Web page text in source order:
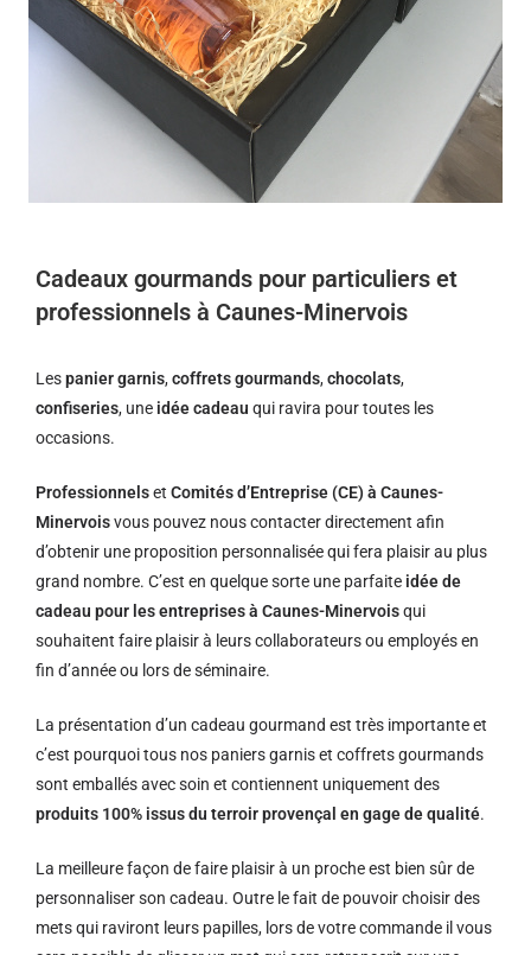
Cadeaux gourmands pour particuliers et
professionnels à Caunes-Minervois
Lespanier garnis,coffrets gourmands,chocolats,
confiseries, une idée cadeau qui ravira pour toutes les
occasions.
Professionnelset Comités d’Entreprise (CE) à Caunes-
Minervoisvous pouvez nous contacter directement afin
d’obtenir une proposition personnalisée qui fera plaisir au plus
grand nombre. C’est en quelque sorte une parfaite idée de
cadeau pour les entreprises à Caunes-Minervoisqui
souhaitent faire plaisir à leurs collaborateurs ou employés en
fin d’année ou lors de séminaire.
La présentation d’un cadeau gourmand est très importante et
c’est pourquoi tous nos paniers garnis et coffrets gourmands
sont emballés avec soin et contiennent uniquement des
produits 100% issus du terroir provençal en gage de qualité.
La meilleure façon de faire plaisir à un proche est bien sûr de
personnaliser son cadeau. Outre le fait de pouvoir choisir des
mets qui raviront leurs papilles, lors de votre commande il vous